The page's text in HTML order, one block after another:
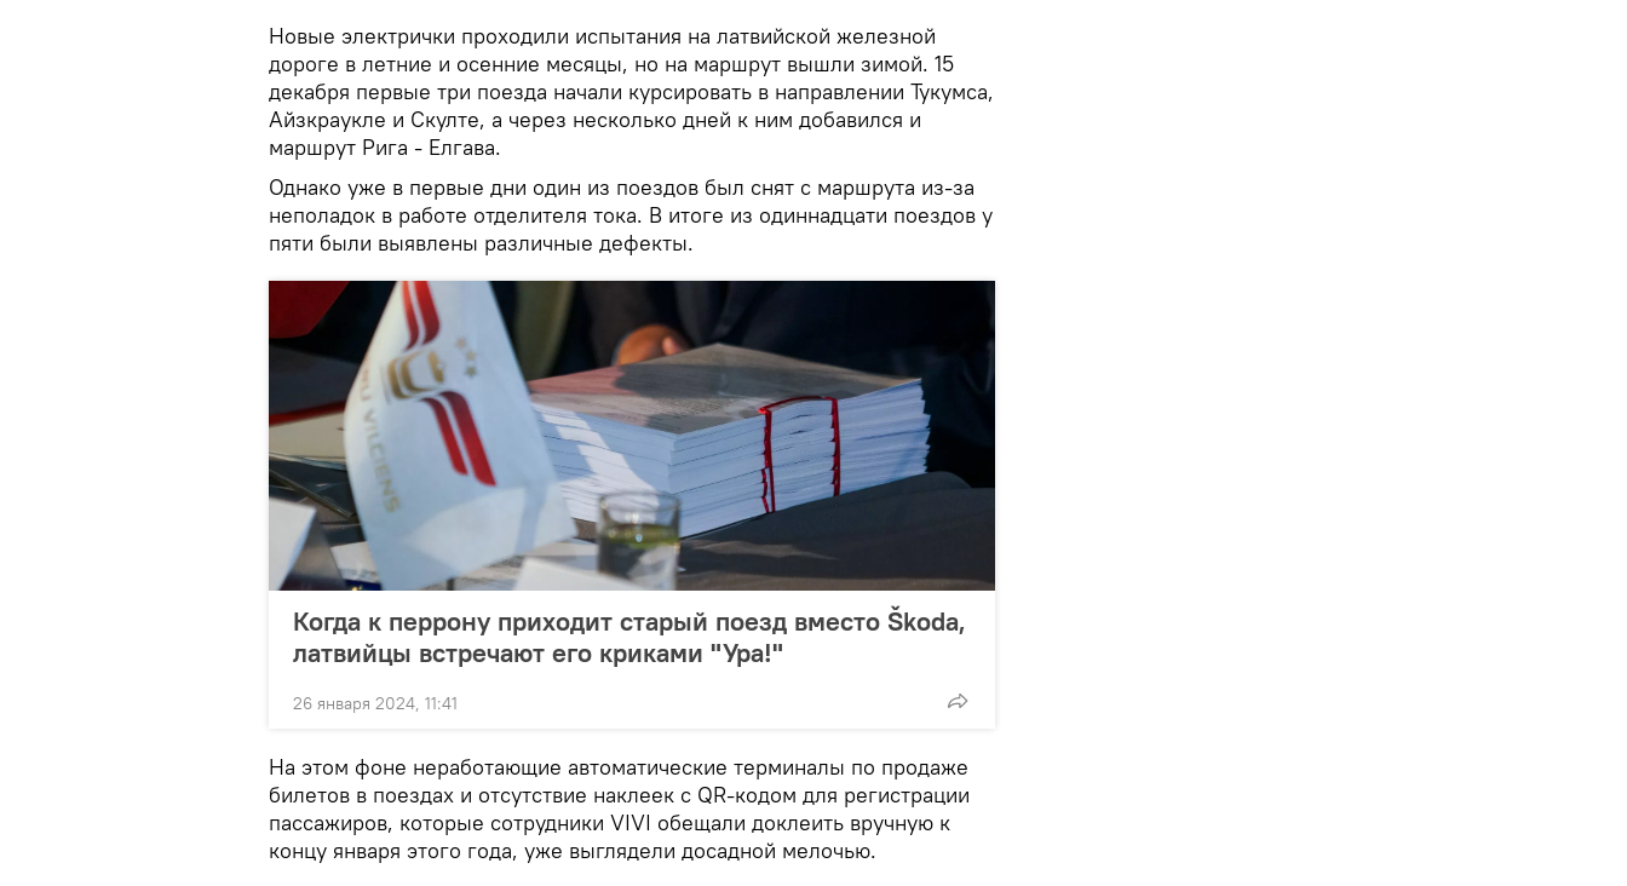
Новые электрички проходили испытания на латвийской железной
дороге в летние и осенние месяцы, но на маршрут вышли зимой. 15
декабря первые три поезда начали курсировать в направлении Тукумса,
Айзкраукле и Скулте, а через несколько дней к ним добавился и
маршрут Рига - Елгава.
Однако уже в первые дни один из поездов был снят с маршрута из-за
неполадок в работе отделителя тока. В итоге из одиннадцати поездов у
пяти были выявлены различные дефекты.
Когда к перрону приходит старый поезд вместо Škoda,
латвийцы встречают его криками "Ура!"
26 января 2024, 11:41
На этом фоне неработающие автоматические терминалы по продаже
билетов в поездах и отсутствие наклеек с QR-кодом для регистрации
пассажиров, которые сотрудники VIVI обещали доклеить вручную к
концу января этого года, уже выглядели досадной мелочью.